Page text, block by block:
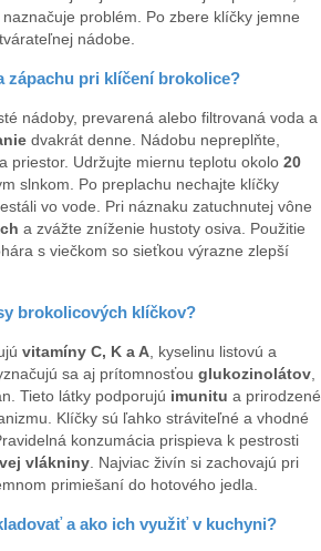
problém. Po zbere klíčky jemne
nádobe.
zápachu pri klíčení brokolice?
nádoby, prevarená alebo filtrovaná voda a
dvakrát denne. Nádobu nepreplňte,
a priestor. Udržujte miernu teplotu okolo 20
slnkom. Po preplachu nechajte klíčky
vo vode. Pri náznaku zatuchnutej vône
a zvážte zníženie hustoty osiva. Použitie
s viečkom so sieťkou výrazne zlepší
brokolicových klíčkov?
vitamíny C, K a A , kyselinu listovú a
sa aj prítomnosťou glukozinolátov
Tieto látky podporujú imunitu a prirodzené
Klíčky sú ľahko stráviteľné a vhodné
konzumácia prispieva k pestrosti
vlákniny . Najviac živín si zachovajú pri
primiešaní do hotového jedla.
a ako ich využiť v kuchyni?